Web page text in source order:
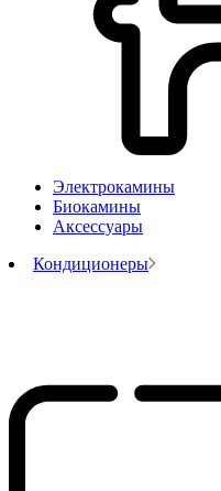
Электрокамины
Биокамины
Аксессуары
Кондиционеры